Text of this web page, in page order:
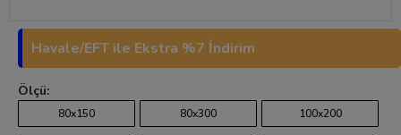
Havale/EFT ile Ekstra %7 İndirim
Ölçü:
80x150 80x300 100x200